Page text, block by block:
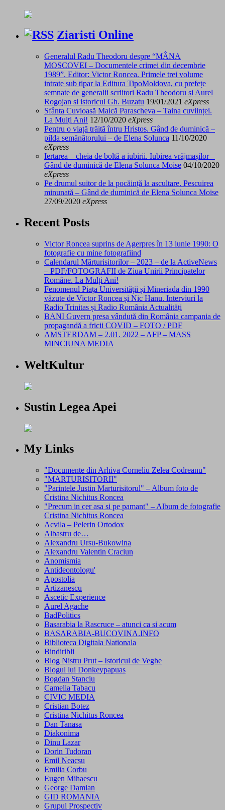
Ziaristi Online
Generalul Radu Theodoru despre “MÂNA
MOSCOVEI – Documentele crimei din decembrie
1989”. Editor: Victor Roncea. Primele trei volume
intrate sub tipar la Editura TipoMoldova, cu prefețe
semnate de generalii scriitori Radu Theodoru și Aurel
Rogojan și istoricul Gh. Buzatu 19/01/2021 eXpress
Sfânta Cuvioasă Maică Parascheva – Taina cuviinței.
La Mulți Ani! 12/10/2020 eXpress
Pentru o viață trăită întru Hristos. Gând de duminică –
pilda semănătorului – de Elena Solunca 11/10/2020
eXpress
Iertarea – cheia de boltă a iubirii. Iubirea vrăjmașilor –
Gând de duminică de Elena Solunca Moise 04/10/2020
eXpress
Pe drumul suitor de la pocăință la ascultare. Pescuirea
minunată – Gând de duminică de Elena Solunca Moise
27/09/2020 eXpress
Recent Posts
Victor Roncea suprins de Agerpres în 13 iunie 1990: O
fotografie cu mine fotografiind
Calendarul Mărturisitorilor – 2023 – de la ActiveNews
– PDF/FOTOGRAFII de Ziua Unirii Principatelor
Române. La Mulți Ani!
Fenomenul Piața Universității și Mineriada din 1990
văzute de Victor Roncea și Nic Hanu. Interviuri la
Radio Trinitas și Radio România Actualități
BANI Guvern presa vândută din România campania de
propagandă a fricii COVID – FOTO / PDF
AMSTERDAM – 2.01. 2022 – AFP – MASS
MINCIUNA MEDIA
WeltKultur
Sustin Legea Apei
My Links
"Documente din Arhiva Corneliu Zelea Codreanu"
"MARTURISITORII"
"Parintele Justin Marturisitorul" – Album foto de
Cristina Nichitus Roncea
"Precum in cer asa si pe pamant" – Album de fotografie
Cristina Nichitus Roncea
Acvila – Pelerin Ortodox
Albastru de…
Alexandru Ursu-Bukowina
Alexandru Valentin Craciun
Anomismia
Antideontologu'
Apostolia
Artizanescu
Ascetic Experience
Aurel Agache
BadPolitics
Basarabia la Rascruce – atunci ca si acum
BASARABIA-BUCOVINA.INFO
Biblioteca Digitala Nationala
Bindiribli
Blog Nistru Prut – Istoricul de Veghe
Blogul lui Donkeypapuas
Bogdan Stanciu
Camelia Tabacu
CIVIC MEDIA
Cristian Botez
Cristina Nichitus Roncea
Dan Tanasa
Diakonima
Dinu Lazar
Dorin Tudoran
Emil Neacsu
Emilia Corbu
Eugen Mihaescu
George Damian
GID ROMANIA
Grupul Prospectiv